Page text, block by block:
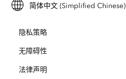
Esri Store
Esri 年轻专家关系网
ArcUser
ArcNews
ArcWatch
招贤纳士
开放视野
ArcGIS for Student Use
保护
简体中文 (Simplified Chinese)
隐私策略
无障碍性
法律声明